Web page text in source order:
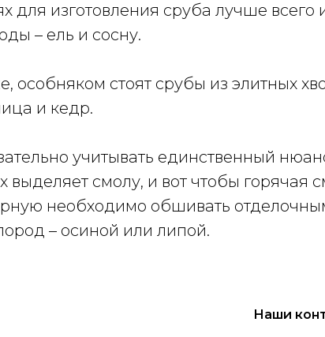
для изготовления сруба лучше всего
– ель и сосну.
особняком стоят срубы из элитных
и кедр.
учитывать единственный
выделяет смолу, и вот чтобы горячая
необходимо обшивать
– осиной или липой.
Наши